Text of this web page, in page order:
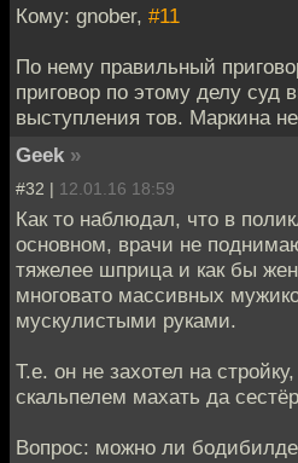
Кому: gnober, #11
По нему правильный
приговор по этому делу суд
выступления тов. Маркина
Geek »
#32 | 12.01.16 18:59
Как то наблюдал, что в
основном, врачи не
тяжелее шприца и как бы
многовато массивных
мускулистыми руками.
Т.е. он не захотел на
скальпелем махать да
Вопрос: можно ли